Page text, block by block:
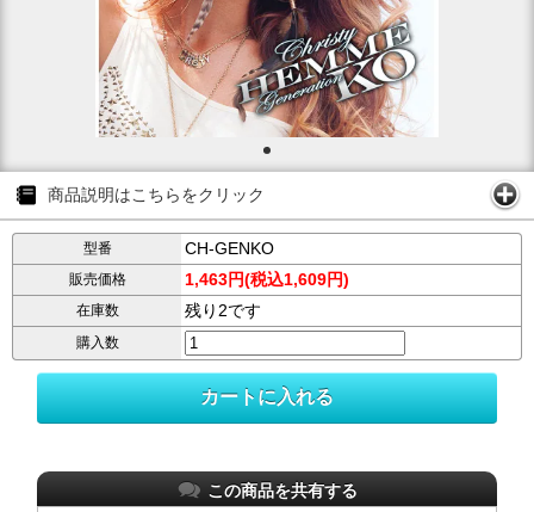
商品説明はこちらをクリック
型番 CH-GENKO
販売価格 1,463円(税込1,609円)
在庫数 残り2です
購入数
この商品を共有する